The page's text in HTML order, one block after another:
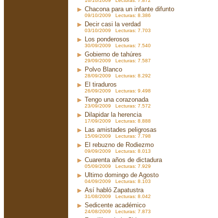
Chacona para un infante difunto
09/10/2009 Lecturas: 8.386
Decir casi la verdad
03/10/2009 Lecturas: 7.703
Los ponderosos
30/09/2009 Lecturas: 7.540
Gobierno de tahúres
29/09/2009 Lecturas: 7.587
Polvo Blanco
28/09/2009 Lecturas: 8.292
El tiraduros
26/09/2009 Lecturas: 9.498
Tengo una corazonada
23/09/2009 Lecturas: 7.572
Dilapidar la herencia
17/09/2009 Lecturas: 8.888
Las amistades peligrosas
15/09/2009 Lecturas: 7.798
El rebuzno de Rodiezmo
09/09/2009 Lecturas: 8.013
Cuarenta años de dictadura
05/09/2009 Lecturas: 7.929
Ultimo domingo de Agosto
04/09/2009 Lecturas: 8.103
Así habló Zapatustra
31/08/2009 Lecturas: 8.042
Sedicente académico
24/08/2009 Lecturas: 7.873